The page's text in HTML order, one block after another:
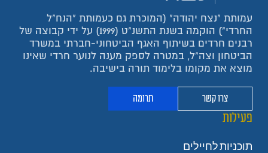
עמותת "נצח יהודה" (המוכרת גם כעמותת "הנח"ל
החרדי") הוקמה בשנת התשנ"ט (1999) על ידי קבוצה של
רבנים חרדים בשיתוף האגף הביטחוני-חברתי במשרד
הביטחון וצה"ל, במטרה לספק מענה לנוער חרדי שאינו
מוצא את מקומו בלימוד תורה בישיבה.
צרו קשר תרומה
פעילות
תוכניות לחיילים